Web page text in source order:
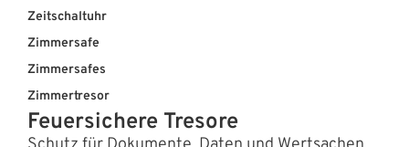
Zeitschaltuhr
Zimmersafe
Zimmersafes
Zimmertresor
Feuersichere Tresore